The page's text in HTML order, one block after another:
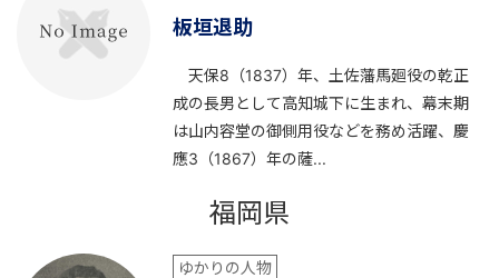
板垣退助
天保8（1837）年、土佐藩馬廻役の乾正
成の長男として高知城下に生まれ、幕末期
は山内容堂の御側用役などを務め活躍、慶
應3（1867）年の薩...
福岡県
ゆかりの人物